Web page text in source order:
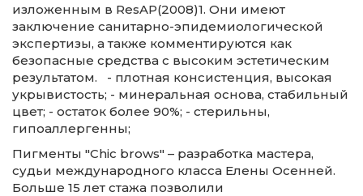
изложенным в ResAP(2008)1. Они имеют
заключение санитарно-эпидемиологической
экспертизы, а также комментируются как
безопасные средства с высоким эстетическим
результатом. - плотная консистенция, высокая
укрывистость; - минеральная основа, стабильный
цвет; - остаток более 90%; - стерильны,
гипоаллергенны;
Пигменты "Chic brows" – разработка мастера,
судьи международного класса Елены Осенней.
Больше 15 лет стажа позволили